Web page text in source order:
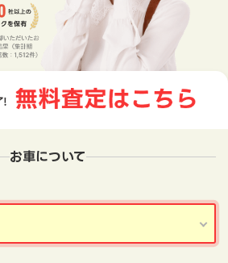
お車について